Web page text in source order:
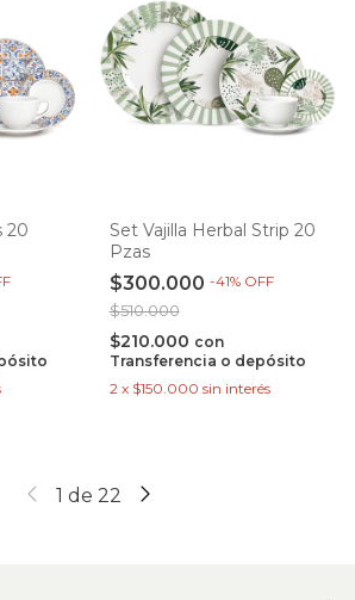
20
Set Vajilla Herbal Strip 20
Pzas
$300.000 -41% OFF
$510.000
$210.000 con
Transferencia o depósito
2 x $150.000 sin interés
1 de 22